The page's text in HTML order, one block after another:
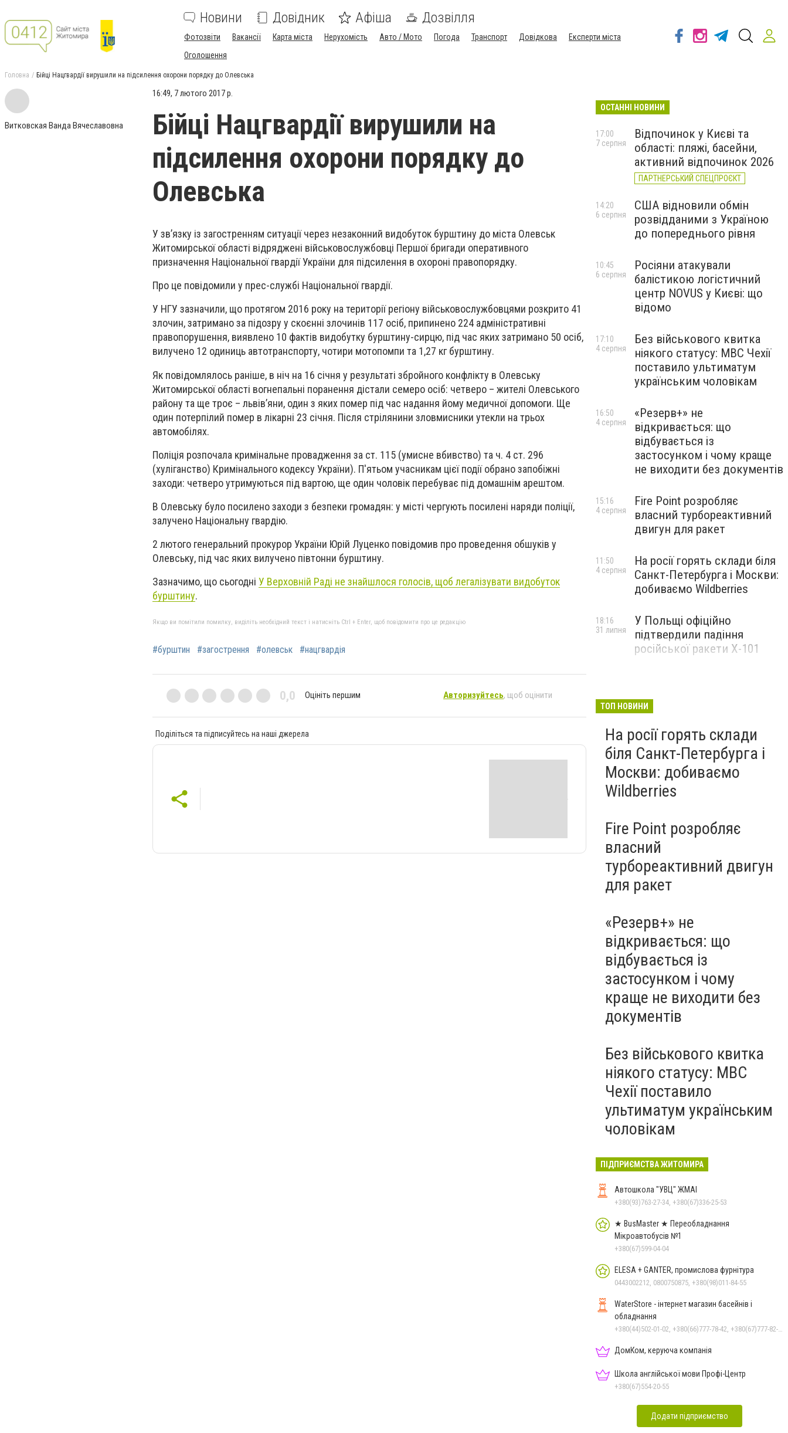
Новини Довідник Афіша Дозвілля
Фотозвіти Вакансії Карта міста Нерухомість Авто / Мото Погода Транспорт Довідкова
Експерти міста
Оголошення
Головна Бійці Нацгвардії вирушили на підсилення охорони порядку до Олевська
Витковская Ванда Вячеславовна
16:49, 7 лютого 2017 р.
Бійці Нацгвардії вирушили на
підсилення охорони порядку до
Олевська
У зв’язку із загостренням ситуації через незаконний видобуток бурштину до міста Олевськ
Житомирської області відряджені військовослужбовці Першої бригади оперативного
призначення Національної гвардії України для підсилення в охороні правопорядку.
Про це повідомили у прес-службі Національної гвардії.
У НГУ зазначили, що протягом 2016 року на території регіону військовослужбовцями розкрито 41
злочин, затримано за підозру у скоєнні злочинів 117 осіб, припинено 224 адміністративні
правопорушення, виявлено 10 фактів видобутку бурштину-сирцю, під час яких затримано 50 осіб,
вилучено 12 одиниць автотранспорту, чотири мотопомпи та 1,27 кг бурштину.
Як повідомлялось раніше, в ніч на 16 січня у результаті збройного конфлікту в Олевську
Житомирської області вогнепальні поранення дістали семеро осіб: четверо – жителі Олевського
району та ще троє – львів’яни, один з яких помер під час надання йому медичної допомоги. Ще
один потерпілий помер в лікарні 23 січня. Після стрілянини зловмисники утекли на трьох
автомобілях.
Поліція розпочала кримінальне провадження за ст. 115 (умисне вбивство) та ч. 4 ст. 296
(хуліганство) Кримінального кодексу України). П'ятьом учасникам цієї події обрано запобіжні
заходи: четверо утримуються під вартою, ще один чоловік перебуває під домашнім арештом.
В Олевську було посилено заходи з безпеки громадян: у місті чергують посилені наряди поліції,
залучено Національну гвардію.
2 лютого генеральний прокурор України Юрій Луценко повідомив про проведення обшуків у
Олевську, під час яких вилучено півтонни бурштину.
Зазначимо, що сьогодні У Верховній Раді не знайшлося голосів, щоб легалізувати видобуток
бурштину.
Якщо ви помітили помилку, виділіть необхідний текст і натисніть Ctrl + Enter, щоб повідомити про це редакцію
#бурштин #загострення #олевськ #нацгвардія
0,0 Оцініть першим Авторизуйтесь, щоб оцінити
Поділіться та підписуйтесь на наші джерела
ОСТАННІ НОВИНИ
Відпочинок у Києві та
області: пляжі, басейни,
активний відпочинок 2026
ПАРТНЕРСЬКИЙ СПЕЦПРОЄКТ
17:00
7 серпня
США відновили обмін
розвідданими з Україною
до попереднього рівня
14:20
6 серпня
Росіяни атакували
балістикою логістичний
центр NOVUS у Києві: що
відомо
10:45
6 серпня
Без військового квитка
ніякого статусу: МВС Чехії
поставило ультиматум
українським чоловікам
17:10
4 серпня
«Резерв+» не
відкривається: що
відбувається із
застосунком і чому краще
не виходити без документів
16:50
4 серпня
Fire Point розробляє
власний турбореактивний
двигун для ракет
15:16
4 серпня
На росії горять склади біля
Санкт-Петербурга і Москви:
добиваємо Wildberries
11:50
4 серпня
У Польщі офіційно
підтвердили падіння
російської ракети Х-101
18:16
31 липня
ТОП НОВИНИ
На росії горять склади
біля Санкт-Петербурга і
Москви: добиваємо
Wildberries
Fire Point розробляє
власний
турбореактивний двигун
для ракет
«Резерв+» не
відкривається: що
відбувається із
застосунком і чому
краще не виходити без
документів
Без військового квитка
ніякого статусу: МВС
Чехії поставило
ультиматум українським
чоловікам
ПІДПРИЄМСТВА ЖИТОМИРА
Автошкола "УВЦ" ЖМАІ
+380(93)763-27-34, +380(67)336-25-53
★ BusMaster ★ Переобладнання
Мікроавтобусів №1
+380(67)599-04-04
ELESA + GANTER, промислова фурнітура
0443002212, 0800750875, +380(98)011-84-55
WaterStore - інтернет магазин басейнів і
обладнання
+380(44)502-01-02, +380(66)777-78-42, +380(67)777-82-19, +380(67)890-80-80, +380(73)890-80-80, +380(44)502-01-03
ДомКом, керуюча компанія
Школа англійської мови Профі-Центр
+380(67)554-20-55
Додати підприємство